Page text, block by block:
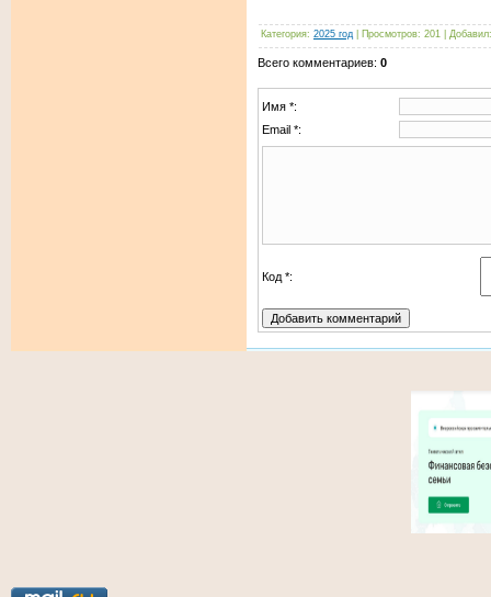
Категория: 2025 год Просмотров: 201 Добавил:
Всего комментариев: 0
Имя *:
Email *:
Код *: